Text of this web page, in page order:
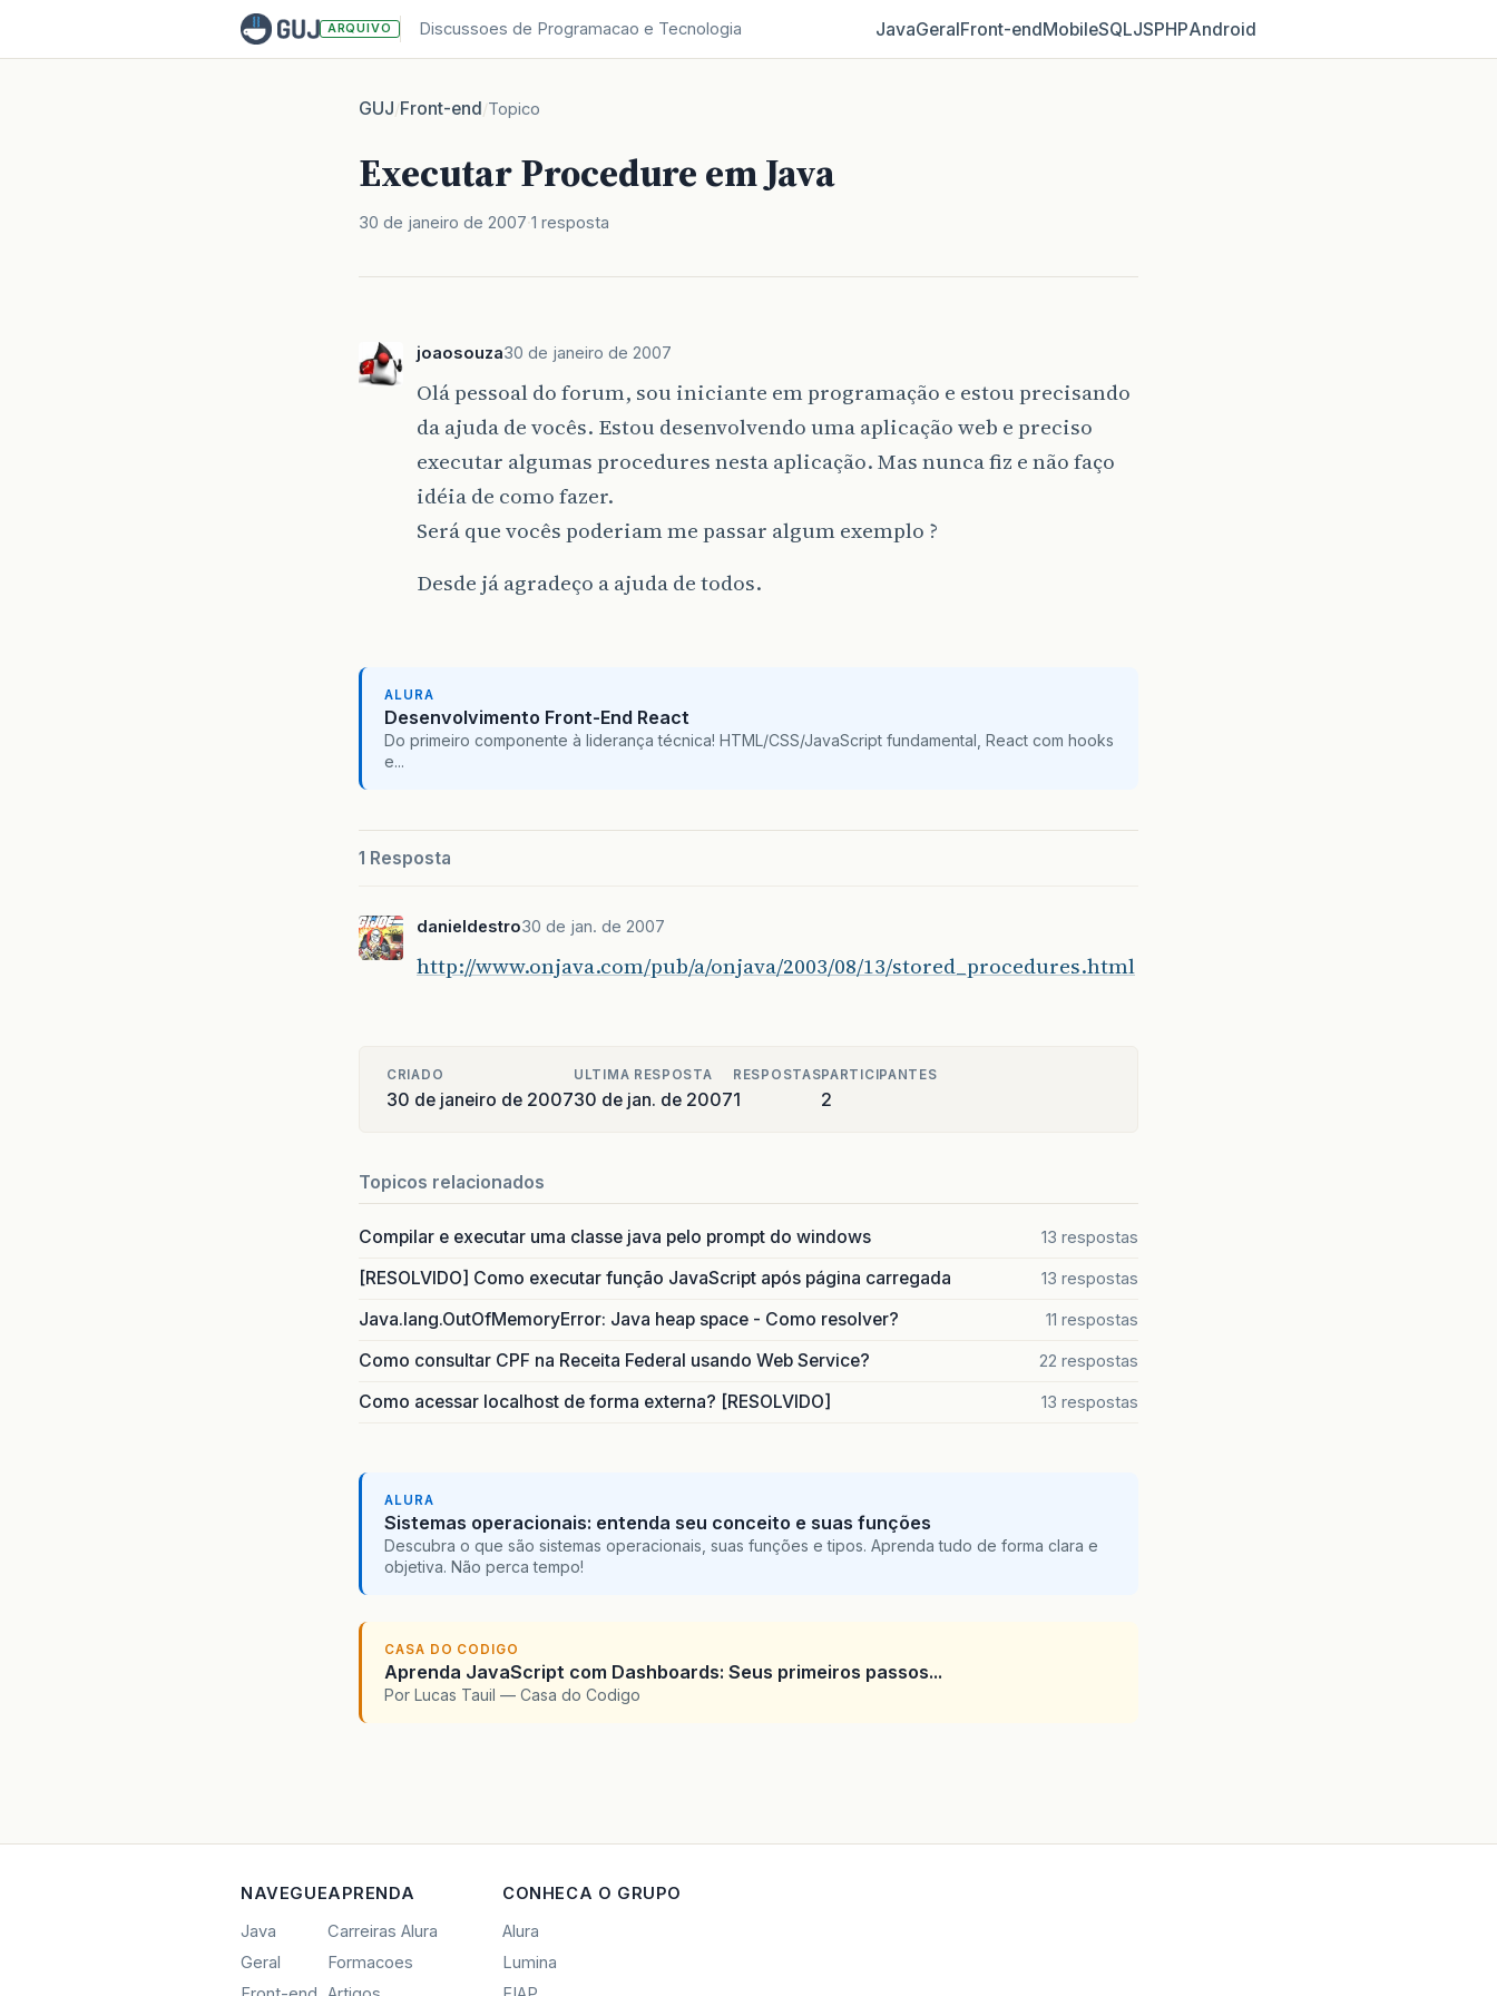
ARQUIVO Discussoes de Programacao e Tecnologia JavaGeralFront‑endMobileSQLJSPHPAndroid
GUJ/Front-end/Topico
Executar Procedure em Java
30 de janeiro de 2007 1 resposta
joaosouza30 de janeiro de 2007
Olá pessoal do forum, sou iniciante em programação e estou precisando
da ajuda de vocês. Estou desenvolvendo uma aplicação web e preciso
executar algumas procedures nesta aplicação. Mas nunca fiz e não faço
idéia de como fazer.
Será que vocês poderiam me passar algum exemplo ?
Desde já agradeço a ajuda de todos.
ALURA
Desenvolvimento Front-End React
Do primeiro componente à liderança técnica! HTML/CSS/JavaScript fundamental, React com hooks
e...
1 Resposta
danieldestro30 de jan. de 2007
http://www.onjava.com/pub/a/onjava/2003/08/13/stored_procedures.html
CRIADO
30 de janeiro de 2007
ULTIMA RESPOSTA
30 de jan. de 2007
RESPOSTAS
1
PARTICIPANTES
2
Topicos relacionados
Compilar e executar uma classe java pelo prompt do windows 13 respostas
[RESOLVIDO] Como executar função JavaScript após página carregada 13 respostas
Java.lang.OutOfMemoryError: Java heap space - Como resolver? 11 respostas
Como consultar CPF na Receita Federal usando Web Service? 22 respostas
Como acessar localhost de forma externa? [RESOLVIDO] 13 respostas
ALURA
Sistemas operacionais: entenda seu conceito e suas funções
Descubra o que são sistemas operacionais, suas funções e tipos. Aprenda tudo de forma clara e
objetiva. Não perca tempo!
CASA DO CODIGO
Aprenda JavaScript com Dashboards: Seus primeiros passos...
Por Lucas Tauil — Casa do Codigo
NAVEGUE
Java
Geral
APRENDA
Carreiras Alura
Formacoes
CONHECA O GRUPO
Alura
Lumina